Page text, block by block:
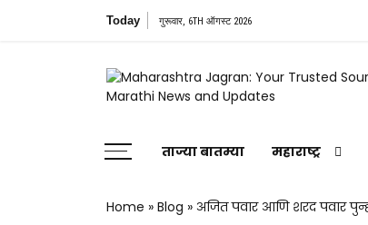
Today गुरूवार, 6TH ऑगस्ट 2026
Companion for the Latest News
ताज्या बातम्या महाराष्ट्र
Home » Blog » अजित पवार आणि शरद पवार